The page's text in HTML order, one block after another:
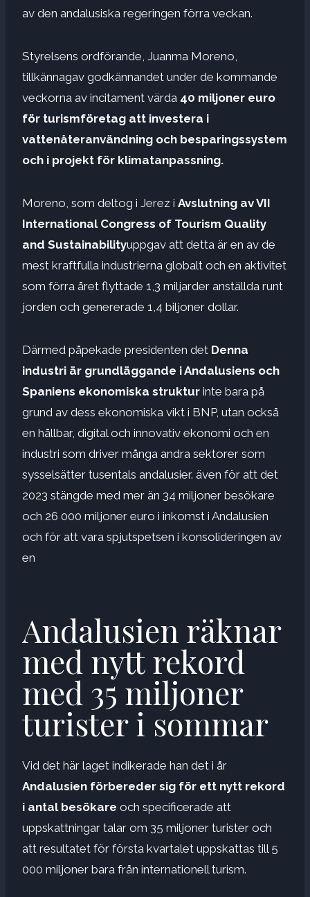
av den andalusiska regeringen förra veckan.
Styrelsens ordförande, Juanma Moreno,
tillkännagav godkännandet under de kommande
veckorna av incitament värda 40 miljoner euro
för turismföretag att investera i
vattenåteranvändning och besparingssystem
och i projekt för klimatanpassning.
Moreno, som deltog i Jerez i Avslutning av VII
International Congress of Tourism Quality
and Sustainabilityuppgav att detta är en av de
mest kraftfulla industrierna globalt och en aktivitet
som förra året flyttade 1,3 miljarder anställda runt
jorden och genererade 1,4 biljoner dollar.
Därmed påpekade presidenten det Denna
industri är grundläggande i Andalusiens och
Spaniens ekonomiska struktur inte bara på
grund av dess ekonomiska vikt i BNP, utan också
en hållbar, digital och innovativ ekonomi och en
industri som driver många andra sektorer som
sysselsätter tusentals andalusier. även för att det
2023 stängde med mer än 34 miljoner besökare
och 26 000 miljoner euro i inkomst i Andalusien
och för att vara spjutspetsen i konsolideringen av
en
Andalusien räknar
med nytt rekord
med 35 miljoner
turister i sommar
Vid det här laget indikerade han det i år
Andalusien förbereder sig för ett nytt rekord
i antal besökare och specificerade att
uppskattningar talar om 35 miljoner turister och
att resultatet för första kvartalet uppskattas till 5
000 miljoner bara från internationell turism.